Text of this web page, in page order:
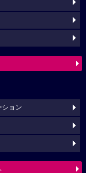
ション